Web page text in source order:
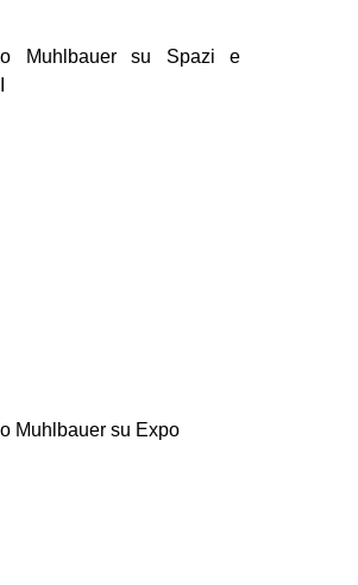
Muhlbauer su Spazi e
Muhlbauer su Expo